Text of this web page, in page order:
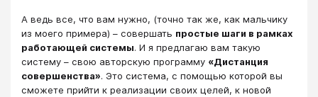
А ведь все, что вам нужно, (точно так же, как мальчику
из моего примера) – совершать простые шаги в рамках
работающей системы. И я предлагаю вам такую
систему – свою авторскую программу «Дистанция
совершенства». Это система, с помощью которой вы
сможете прийти к реализации своих целей, к новой